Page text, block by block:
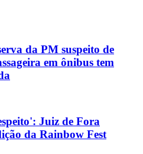
da PM suspeito de
em ônibus tem
Juiz de Fora
da Rainbow Fest